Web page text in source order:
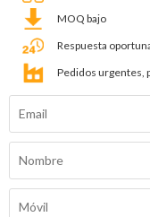
MOQ bajo
Respuesta
Pedidos urgentes,